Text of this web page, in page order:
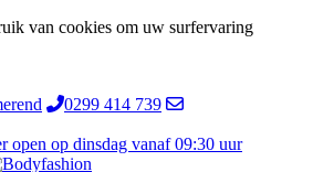
van cookies om uw surfervaring
0299 414 739
open op dinsdag vanaf 09:30 uur